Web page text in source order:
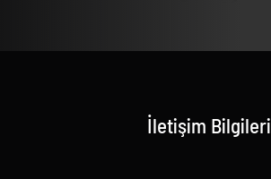
İletişim Bilgileri